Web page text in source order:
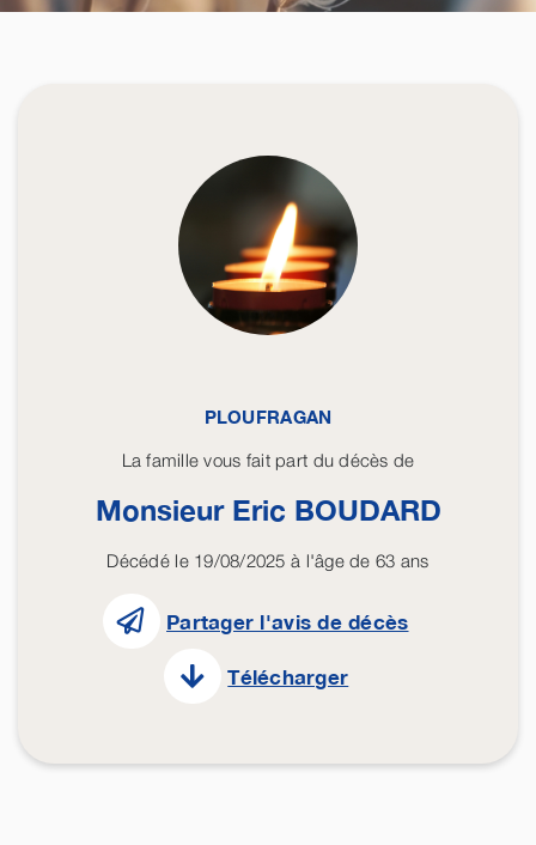
PLOUFRAGAN
La famille vous fait part du décès de
Monsieur Eric BOUDARD
Décédé le 19/08/2025 à l'âge de 63 ans
Partager l'avis de décès
Télécharger